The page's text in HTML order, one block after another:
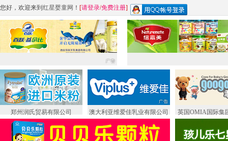
您好，欢迎来到 红星婴童网 ！ [请登录/免费注册]
郑州润氏贸易有限公司 澳大利亚维爱佳乳业有限公司 英国OMIA国际集